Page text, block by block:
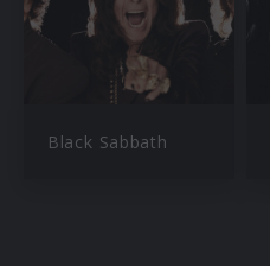
Black Sabbath